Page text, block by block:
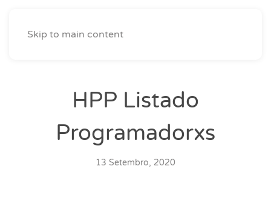
Skip to main content
HPP Listado
Programadorxs
13 Setembro, 2020